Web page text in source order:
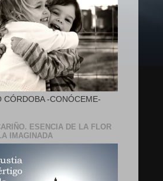
CÓRDOBA -CONÓCEME-
ESENCIA DE LA FLOR
IMAGINADA